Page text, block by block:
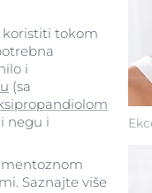
koristiti tokom
i
(sa
negu i
Saznajte više